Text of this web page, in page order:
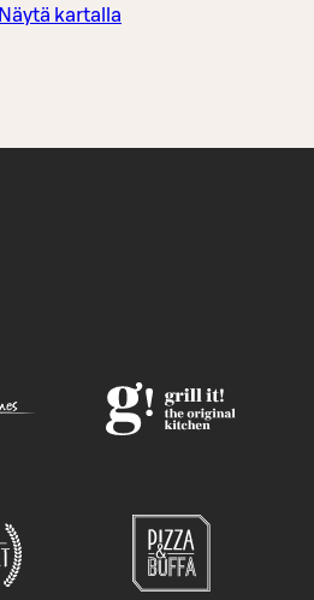
Näytä kartalla